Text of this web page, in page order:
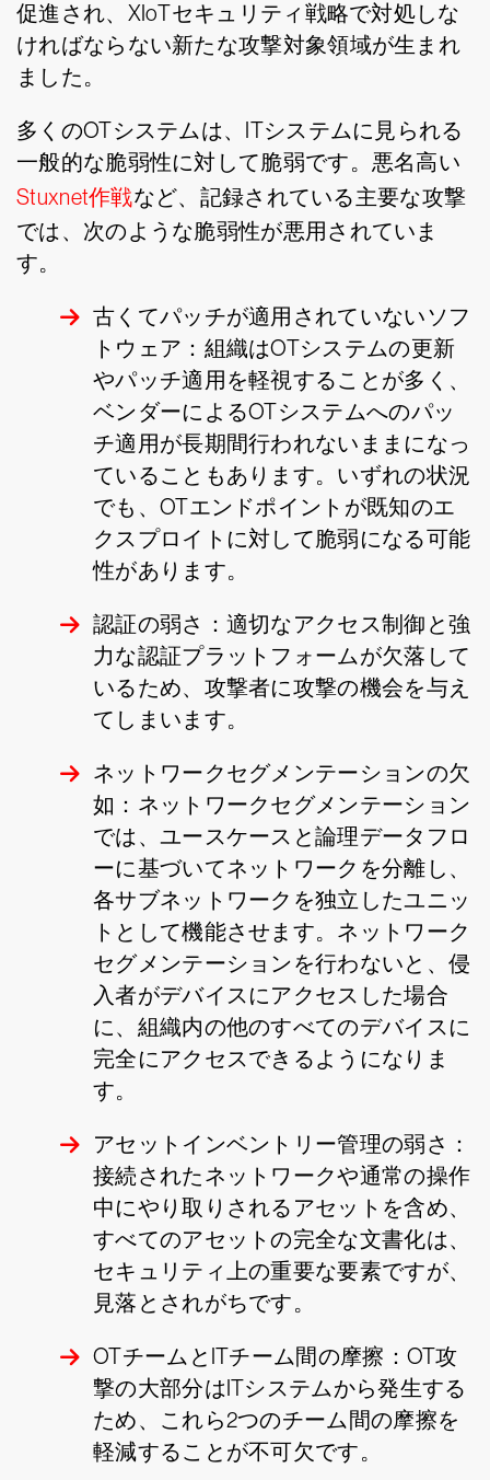
促進され、XIoTセキュリティ戦略で対処しな
ければならない新たな攻撃対象領域が生まれ
ました。
多くのOTシステムは、ITシステムに見られる
一般的な脆弱性に対して脆弱です。悪名高い
Stuxnet作戦など、記録されている主要な攻撃
では、次のような脆弱性が悪用されていま
す。
古くてパッチが適用されていないソフ
トウェア：組織はOTシステムの更新
やパッチ適用を軽視することが多く、
ベンダーによるOTシステムへのパッ
チ適用が長期間行われないままになっ
ていることもあります。いずれの状況
でも、OTエンドポイントが既知のエ
クスプロイトに対して脆弱になる可能
性があります。
認証の弱さ：適切なアクセス制御と強
力な認証プラットフォームが欠落して
いるため、攻撃者に攻撃の機会を与え
てしまいます。
ネットワークセグメンテーションの欠
如：ネットワークセグメンテーション
では、ユースケースと論理データフロ
ーに基づいてネットワークを分離し、
各サブネットワークを独立したユニッ
トとして機能させます。ネットワーク
セグメンテーションを行わないと、侵
入者がデバイスにアクセスした場合
に、組織内の他のすべてのデバイスに
完全にアクセスできるようになりま
す。
アセットインベントリー管理の弱さ：
接続されたネットワークや通常の操作
中にやり取りされるアセットを含め、
すべてのアセットの完全な文書化は、
セキュリティ上の重要な要素ですが、
見落とされがちです。
OTチームとITチーム間の摩擦：OT攻
撃の大部分はITシステムから発生する
ため、これら2つのチーム間の摩擦を
軽減することが不可欠です。